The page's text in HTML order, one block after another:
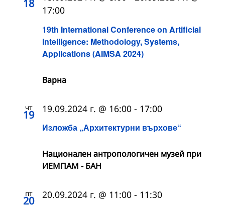
18
19th International Conference on Artificial
Intelligence: Methodology, Systems,
Applications (AIMSA 2024)
17:00
Варна
чт
19
Изложба „Архитектурни върхове“
19.09.2024 г. @ 16:00 - 17:00
Национален антропологичен музей при
ИЕМПАМ - БАН
пт
20 20.09.2024 г. @ 11:00 - 11:30